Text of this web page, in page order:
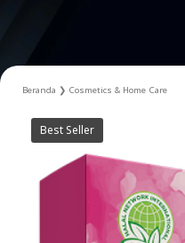
Beranda ❯ Cosmetics & Home Care
Best Seller